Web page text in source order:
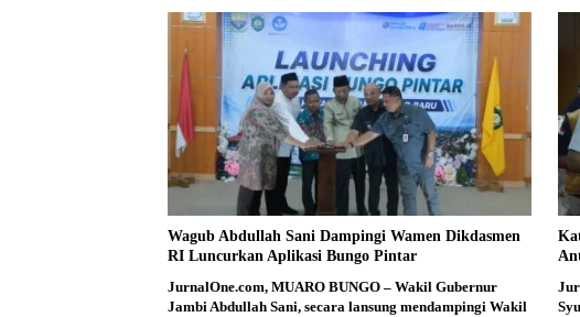
Wagub Abdullah Sani Dampingi Wamen Dikdasmen
RI Luncurkan Aplikasi Bungo Pintar
JurnalOne.com, MUARO BUNGO – Wakil Gubernur
Jambi Abdullah Sani, secara lansung mendampingi Wakil